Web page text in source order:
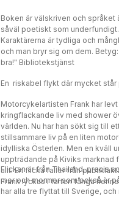
Boken är välskriven och språket
såväl poetiskt som underfundigt.
Karaktärerna är tydliga och
och man bryr sig om dem.
bra!" Bibliotekstjänst
En riskabel flykt där mycket står
Motorcykelartisten Frank har
kringflackande liv med shower
världen. Nu har han sökt sig till
stillsammare liv på en liten
idylliska Österlen. Men en kväll
uppträdande på Kiviks marknad
allt. En flicka faller från
Frank lyckas i farten fånga
Flickan är från Thailand, precis
mor och mormor som också är
har alla tre flyttat till Sverige, och